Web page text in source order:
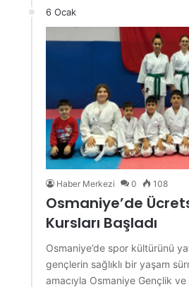
6 Ocak
Haber Merkezi 0 108
Osmaniye’de
Kursları Başladı
Osmaniye’de spor kültürünü
gençlerin sağlıklı bir yaşam
amacıyla Osmaniye Gençlik